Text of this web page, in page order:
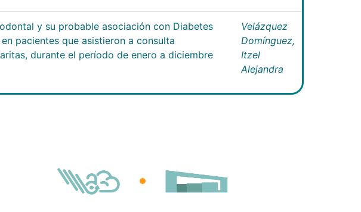
y su probable asociación con Diabetes
pacientes que asistieron a consulta
durante el período de enero a diciembre
Velázquez
Domínguez,
Itzel
Alejandra